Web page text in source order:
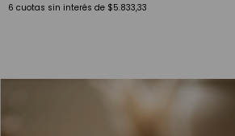
6 cuotas sin interés de $5.833,33